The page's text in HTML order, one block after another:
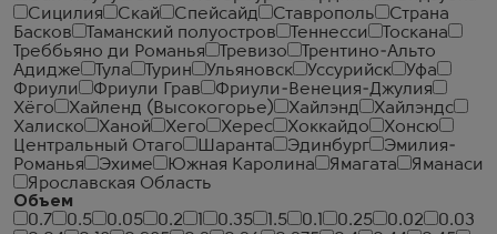
Сицилия
Скай Спейсайд Ставрополь
Страна
Басков
Таманский полуостров Теннесси
Тоскана
Треббьяно ди Романья
Тревизо
Трентино-Альто
Адидже
Тула Турин Ульяновск Уссурийск
Уфа
Фриули
Фриули Грав
Фриули-Венеция-Джулия
Хёго
Хайленд (Высокогорье) Хайлэнд
Хайлэндс
Халиско
Ханой Хего Херес Хоккайдо
Хонсю
Центральный Отаго
Шаранта Эдинбург
Эмилия-
Романья
Эхиме Южная Каролина Ямагата
Яманаси
Ярославская Область
Объем
0.7
0.5 0.05 0.2 0.35 1.5 0.1 0.25 0.02
0.03